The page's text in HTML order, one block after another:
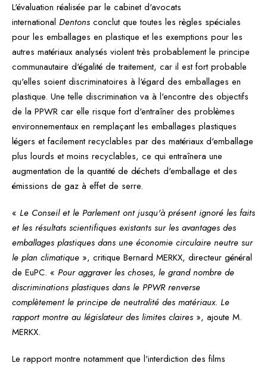
L'évaluation réalisée par le cabinet d'avocats
international Dentons conclut que toutes les règles spéciales
pour les emballages en plastique et les exemptions pour les
autres matériaux analysés violent très probablement le principe
communautaire d'égalité de traitement, car il est fort probable
qu'elles soient discriminatoires à l'égard des emballages en
plastique. Une telle discrimination va à l'encontre des objectifs
de la PPWR car elle risque fort d'entraîner des problèmes
environnementaux en remplaçant les emballages plastiques
légers et facilement recyclables par des matériaux d'emballage
plus lourds et moins recyclables, ce qui entraînera une
augmentation de la quantité de déchets d'emballage et des
émissions de gaz à effet de serre.
« Le Conseil et le Parlement ont jusqu'à présent ignoré les faits
et les résultats scientifiques existants sur les avantages des
emballages plastiques dans une économie circulaire neutre sur
le plan climatique », critique Bernard MERKX, directeur général
de EuPC. « Pour aggraver les choses, le grand nombre de
discriminations plastiques dans le PPWR renverse
complètement le principe de neutralité des matériaux. Le
rapport montre au législateur des limites claires », ajoute M.
MERKX.
Le rapport montre notamment que l'interdiction des films